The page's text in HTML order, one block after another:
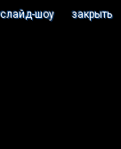
закрыть
cлайд-шоу